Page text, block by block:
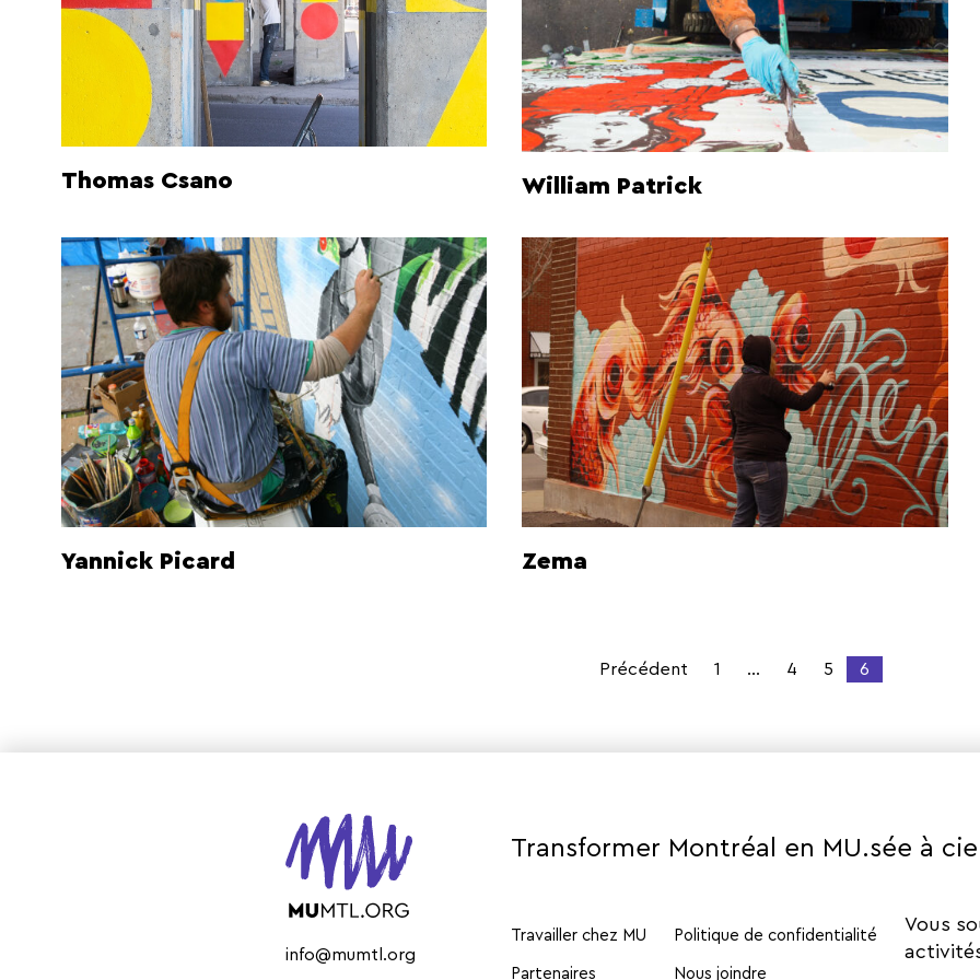
Thomas Csano William Patrick
Yannick Picard Zema
Précédent 1 … 4 5 6
info@mumtl.org
Transformer Montréal en MU.sée à
Travailler chez MU
Partenaires
Politique de confidentialité
Nous joindre
Vous